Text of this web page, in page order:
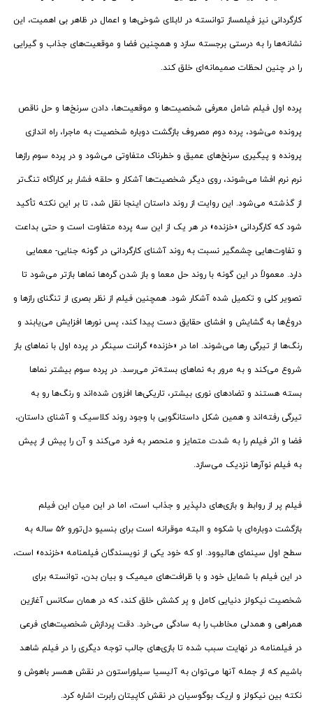
کارگردانی نیز فیلمساز توانسته در لابلای شوخی‌ها و اعمال در ظاهر بی اهمیت، این
نشانه‌ها را به درستی برجسته سازد و همچنین فضا و موقعیت‌های جذاب و گیرایی
را در چنین لحظات صمیمانه‌ای خلق کند.
پرده اول فیلم شامل معرفی شخصیت‌ها و موقعیت‌ها، دادن سرنخ‌ها و حل ناقص
پرونده می‌شود، پرده دوم مصروف بازگشت دوباره شخصیت به ماجرا، راه اندازی
پرونده و پیگیری سرنخ‌های عمیق و خطرناک متفاوتی می‌شود و در پرده سوم رازها
نرم نرم افشا می‌شوند، روی دیگر شخصیت‌ها آشکار و حلقه فشار بر کاراگاه تنگ‌تر
از گذشته می‌شود. این روایت از روند داستان اینجا نقل شد، تا بر این نکته تأکید
شود که کارگردانی «خزنده» در هر یک از این سه پرده متفاوت است و حتی بداعت
و تفاوت‌هایی چشمگیر نسبت به روند آشنای کارگردانی در گونه جنایی- معمایی
دارد. معمولاً در این گونه با روند حل معما و باز شدن گره‌ها نماها بازتر می‌شود تا
تصویر کلی و تکمیل شده آشکار شود. همچنین فیلم از نظر بصری از تنگنای رازها و
دروغ‌ها به گشایش و افشای حقایق دست پیدا کند، پس نورها افزایش می‌یابند و
رنگ‌ها از تیرگی رها می‌شوند. اما در «خزنده» گرانت سینگر در پرده اول با نماهای باز
شروع می‌کند و به مرور به نماهای بسته‌تر می‌رسد. در پرده سوم بیشتر نماها
بسته هستند و تضادهای نوری بیشتر، تاریکی‌ها افزون شده‌اند و رنگ‌ها رو به
تیرگی رفته‌اند و همین شکل داستانگویی با وجود روند کلاسیک و آشنای داستان،
فضا و اثر فیلم را به شدت متمایز و منحصر به فرد می‌کند و آن را پیش از پیش
به فیلم نوآرها نزدیک می‌سازد.
فیلم پر از روابط و بازی‌های دلپذیر و جذاب است، اما در این میان این فیلم
بازگشت دوباره‌ای با شکوه و البته موقرانه است برای بنسیو دل‌تورو ۵۶ ساله به
سطح اول سینمای هالیوود. او که خود یکی از نویسندگان فیلمنامه «خزنده» است،
در این فیلم با شمایل خود و با ظرافت‌های میمیک و بیان بدن، توانسته برای
شخصیت نیکولز دنیایی کامل و پر کشش خلق کند، که در همان سکانس آغازین
همراهی و همدلی مخاطب را به سادگی می‌خرد. دقت پردازش شخصیت‌های فرعی
در فیلمنامه در نهایت سبب شده تا بازی‌های جالب توجه دیگری را در فیلم شاهد
باشیم که از جمله آنها می‌توان به آلیسیا سیلوراستون در نقش همسر باهوش و
نکته بین نیکولز و اریک بوگوسیان در نقش کاپیتان رابرت اشاره کرد.